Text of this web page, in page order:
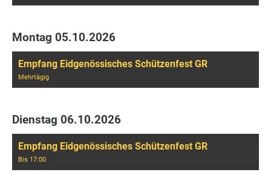
Montag 05.10.2026
Empfang Eidgenössisches Schützenfest GR
Mehrtägig
Dienstag 06.10.2026
Empfang Eidgenössisches Schützenfest GR
Bis 17:00